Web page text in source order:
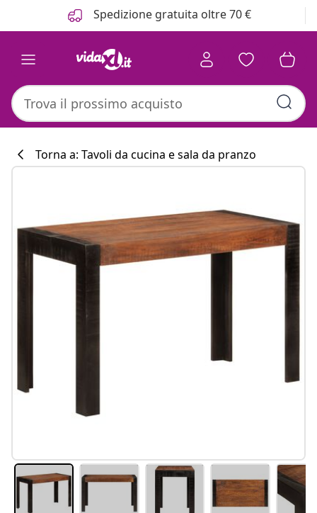
Spedizione gratuita oltre 70 €
Torna a: Tavoli da cucina e sala da pranzo